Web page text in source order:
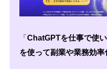
「 ChatGPTを仕事で使
を使って副業や業務効